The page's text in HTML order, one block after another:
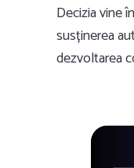
Decizia vine
susținerea
dezvoltarea